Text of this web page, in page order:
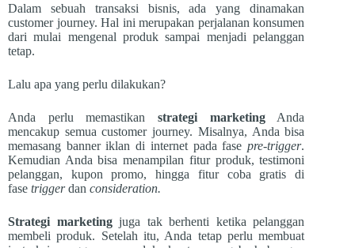
Dalam sebuah transaksi bisnis, ada yang dinamakan
customer journey. Hal ini merupakan perjalanan konsumen
dari mulai mengenal produk sampai menjadi pelanggan
tetap.
Lalu apa yang perlu dilakukan?
Anda perlu memastikan strategi marketingAnda
mencakup semua customer journey. Misalnya, Anda bisa
memasang banner iklan di internet pada fasepre-trigger.
Kemudian Anda bisa menampilan fitur produk, testimoni
pelanggan, kupon promo, hingga fitur coba gratis di
fase triggerdan consideration.
Strategi marketingjuga tak berhenti ketika pelanggan
membeli produk. Setelah itu, Anda tetap perlu membuat